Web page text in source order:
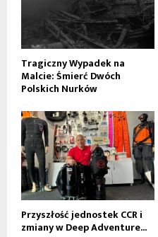
Tragiczny Wypadek na
Malcie: Śmierć Dwóch
Polskich Nurków
Przyszłość jednostek CCR i
zmiany w Deep Adventure...